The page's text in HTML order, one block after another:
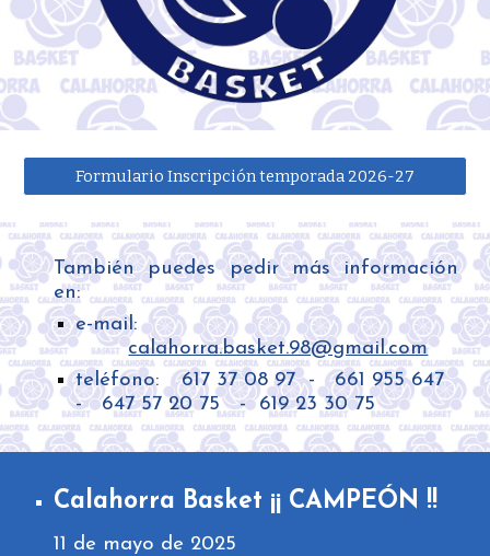
Formulario Inscripción temporada 2026-27
También puedes pedir más información
en:
e-mail:
calahorra.basket.98@gmail.com
teléfono:
617 37 08 97 - 661 955 647
- 647 57 20 75 - 619 23 30 75
Calahorra Basket ¡¡ CAMPEÓN !!
11 de mayo de 2025